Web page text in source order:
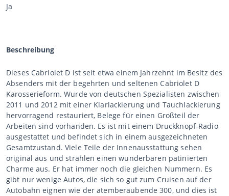
Ja
Beschreibung
Dieses Cabriolet D ist seit etwa einem Jahrzehnt im Besitz des
Absenders mit der begehrten und seltenen Cabriolet D
Karosserieform. Wurde von deutschen Spezialisten zwischen
2011 und 2012 mit einer Klarlackierung und Tauchlackierung
hervorragend restauriert, Belege für einen Großteil der
Arbeiten sind vorhanden. Es ist mit einem Druckknopf-Radio
ausgestattet und befindet sich in einem ausgezeichneten
Gesamtzustand. Viele Teile der Innenausstattung sehen
original aus und strahlen einen wunderbaren patinierten
Charme aus. Er hat immer noch die gleichen Nummern. Es
gibt nur wenige Autos, die sich so gut zum Cruisen auf der
Autobahn eignen wie der atemberaubende 300, und dies ist